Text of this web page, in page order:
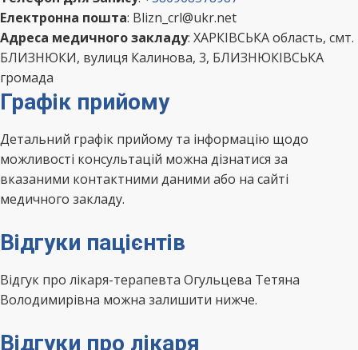
Електронна пошта: Blizn_crl@ukr.net
Адреса медичного закладу: ХАРКІВСЬКА область, смт.
БЛИЗНЮКИ, вулиця Калинова, 3, БЛИЗНЮКІВСЬКА
громада
Графік прийому
Детальний графік прийому та інформацію щодо
можливості консультацій можна дізнатися за
вказаними контактними даними або на сайті
медичного закладу.
Відгуки пацієнтів
Відгук про лікаря-терапевта Огульцева Тетяна
Володимирівна можна залишити нижче.
Відгуки про лікаря